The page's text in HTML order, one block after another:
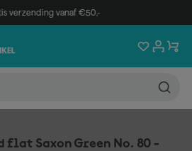
verzending vanaf €50,-
flat Saxon Green No. 80 -